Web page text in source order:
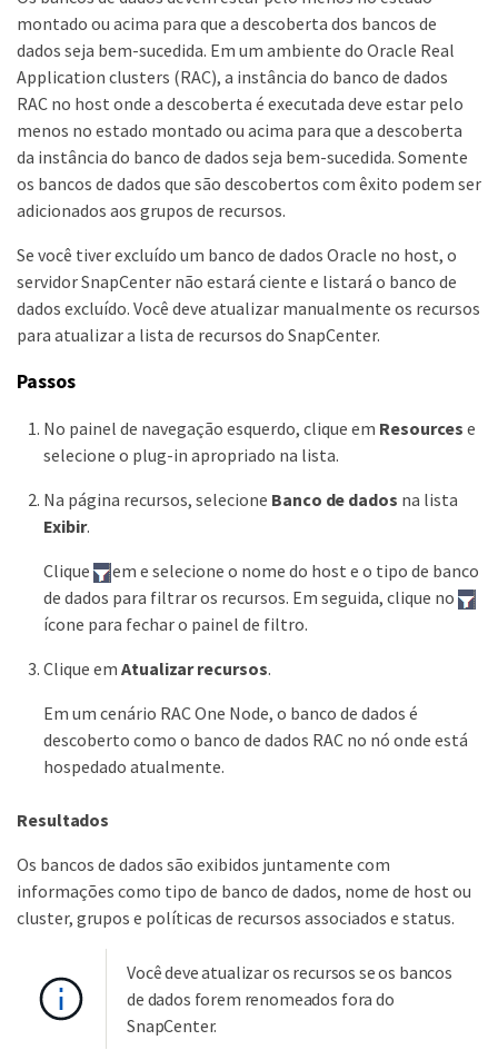
montado ou acima para que a descoberta dos bancos de
dados seja bem-sucedida. Em um ambiente do Oracle Real
Application clusters (RAC), a instância do banco de dados
RAC no host onde a descoberta é executada deve estar pelo
menos no estado montado ou acima para que a descoberta
da instância do banco de dados seja bem-sucedida. Somente
os bancos de dados que são descobertos com êxito podem ser
adicionados aos grupos de recursos.
Se você tiver excluído um banco de dados Oracle no host, o
servidor SnapCenter não estará ciente e listará o banco de
dados excluído. Você deve atualizar manualmente os recursos
para atualizar a lista de recursos do SnapCenter.
Passos
No painel de navegação esquerdo, clique em Resources e
selecione o plug-in apropriado na lista.
Na página recursos, selecione Banco de dados na lista
Exibir.
Clique
em e selecione o nome do host e o tipo de banco
de dados para filtrar os recursos. Em seguida, clique no
ícone para fechar o painel de filtro.
Clique em Atualizar recursos.
Em um cenário RAC One Node, o banco de dados é
descoberto como o banco de dados RAC no nó onde está
hospedado atualmente.
Resultados
Os bancos de dados são exibidos juntamente com
informações como tipo de banco de dados, nome de host ou
cluster, grupos e políticas de recursos associados e status.
Você deve atualizar os recursos se os bancos
de dados forem renomeados fora do
SnapCenter.